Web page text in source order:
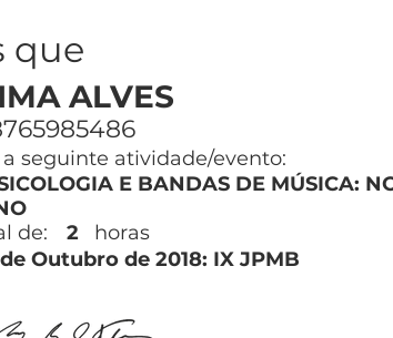
que
ALVES
seguinte atividade/evento:
E BANDAS DE MÚSICA:
de:
2
horas
Outubro de 2018: IX JPMB